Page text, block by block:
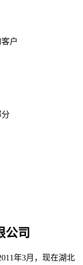
户
公司
年3月，现在湖北